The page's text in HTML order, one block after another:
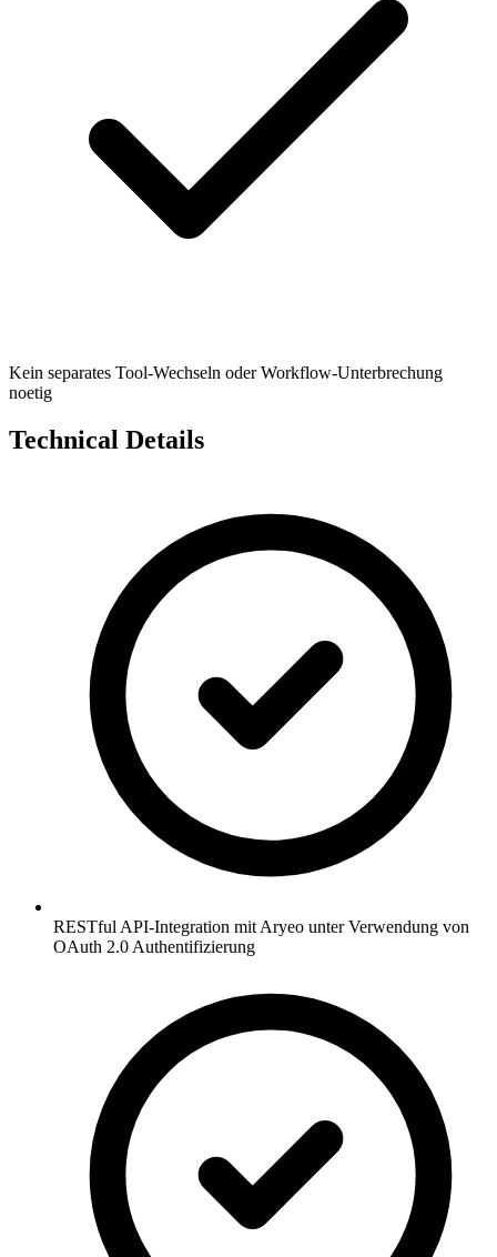
Kein separates Tool-Wechseln oder Workflow-Unterbrechung
noetig
Technical Details
RESTful API-Integration mit Aryeo unter Verwendung von
OAuth 2.0 Authentifizierung